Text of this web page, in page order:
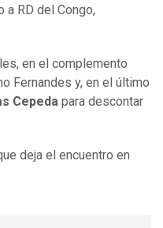
a RD del Congo,
en el complemento
Fernandes y, en el último
Cepeda para descontar
deja el encuentro en